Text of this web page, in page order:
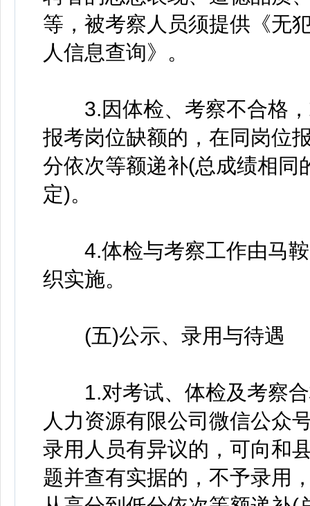
等，被考察人员须提供《无
人信息查询》。
3.因体检、考察不合格，
报考岗位缺额的，在同岗位
分依次等额递补(总成绩相同
定)。
4.体检与考察工作由马鞍
织实施。
(五)公示、录用与待遇
1.对考试、体检及考察合
人力资源有限公司微信公众
录用人员有异议的，可向和
题并查有实据的，不予录用